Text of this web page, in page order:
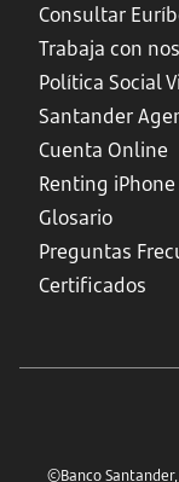
Consultar
Trabaja con
Política Social
Santander
Cuenta Online
Renting
Glosario
Preguntas
Certificados
©Banco